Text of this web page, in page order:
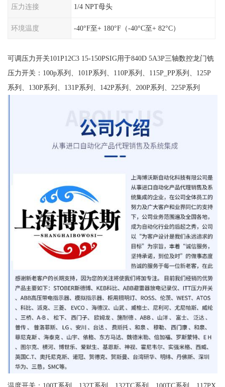
压力连接 1/4 NPT母头
环境温度 -40°F至+ 180°F（-40°C至+ 82°C）
可调压力开关101P12C3 15-150PSIG用于840D 5A3P三轴数控龙门铣
压力开关：100p系列、101P系列、110P系列、115P_PP系列、125P
系列、130P系列、131P系列、142P系列、200P系列、225P系列